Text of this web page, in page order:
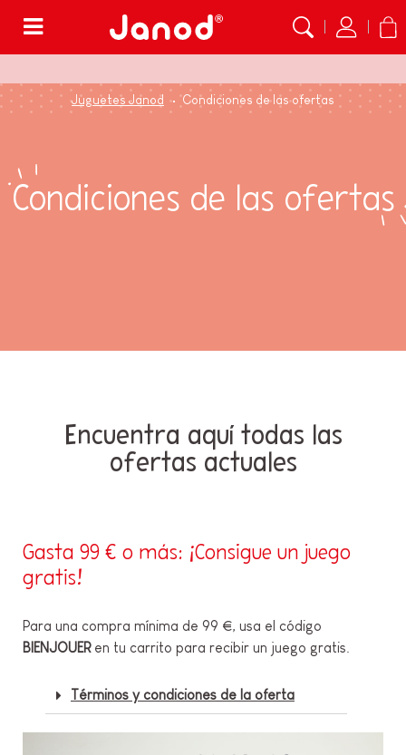
Juguetes Janod Condiciones de las ofertas
Condiciones de las ofertas
Encuentra aquí todas las
ofertas actuales
Gasta 99 € o más: ¡Consigue un juego
gratis!
Para una compra mínima de 99 €, usa el código
BIENJOUERen tu carrito para recibir un juego gratis.
Términos y condiciones de la oferta